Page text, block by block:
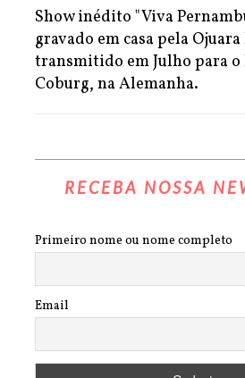
Show inédito "Viva
gravado em casa pela
transmitido em Julho para o
Coburg, na Alemanha.
RECEBA NOSSA
Primeiro nome ou nome completo
Email